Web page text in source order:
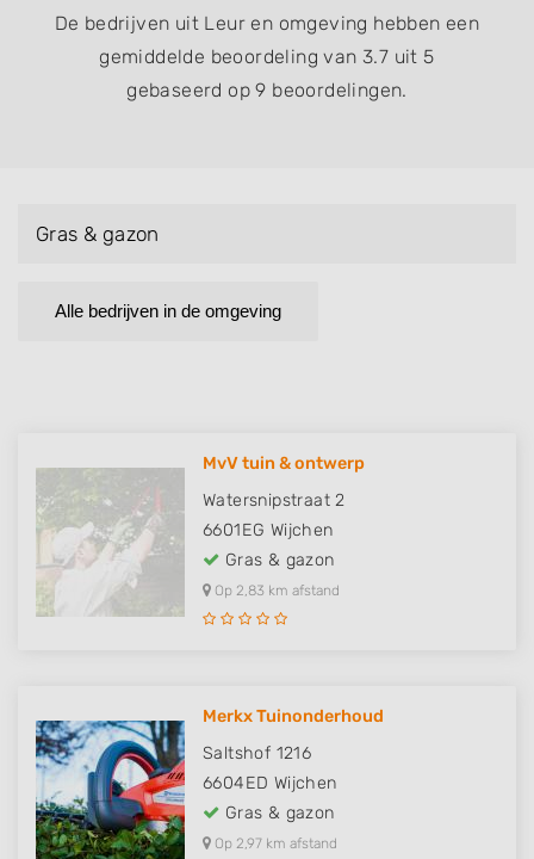
De bedrijven uit Leur en omgeving hebben een
gemiddelde beoordeling van 3.7 uit 5
gebaseerd op 9 beoordelingen.
Gras & gazon
Alle bedrijven in de omgeving
MvV tuin & ontwerp
Watersnipstraat 2
6601EG Wijchen
Gras & gazon
Op 2,83 km afstand
Merkx Tuinonderhoud
Saltshof 1216
6604ED Wijchen
Gras & gazon
Op 2,97 km afstand